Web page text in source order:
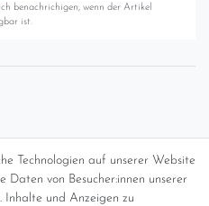
benachrichigen, wenn der Artikel
ist.
Technologien auf unserer Website
Daten von Besucher:innen unserer
Inhalte und Anzeigen zu